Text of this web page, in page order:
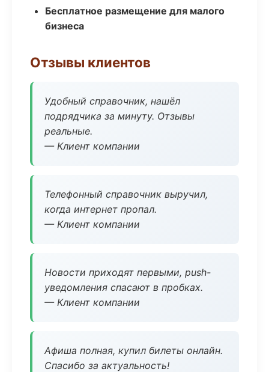
Бесплатное размещение для малого
бизнеса
Отзывы клиентов
Удобный справочник, нашёл
подрядчика за минуту. Отзывы
реальные.
— Клиент компании
Телефонный справочник выручил,
когда интернет пропал.
— Клиент компании
Новости приходят первыми, push-
уведомления спасают в пробках.
— Клиент компании
Афиша полная, купил билеты онлайн.
Спасибо за актуальность!